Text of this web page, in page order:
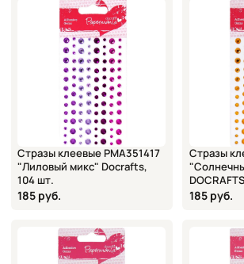
Стразы клеевые PMA351417
"Лиловый микс" Docrafts,
104 шт.
185 руб.
Стразы
185 руб.